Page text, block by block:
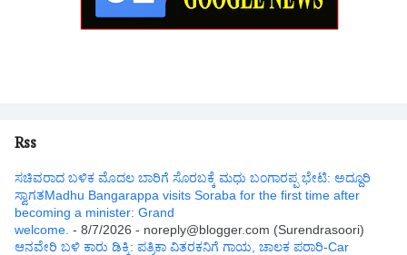
Rss
ಸಚಿವರಾದ ಬಳಿಕ ಮೊದಲ ಬಾರಿಗೆ ಸೊರಬಕ್ಕೆ ಮಧು ಬಂಗಾರಪ್ಪ ಭೇಟಿ: ಅದ್ದೂರಿ
ಸ್ವಾಗತMadhu Bangarappa visits Soraba for the first time after
becoming a minister: Grand
welcome. - 8/7/2026 - noreply@blogger.com (Surendrasoori)
ಆನವೇರಿ ಬಳಿ ಕಾರು ಡಿಕ್ಕಿ: ಪತ್ರಿಕಾ ವಿತರಕನಿಗೆ ಗಾಯ, ಚಾಲಕ ಪರಾರಿ-Car